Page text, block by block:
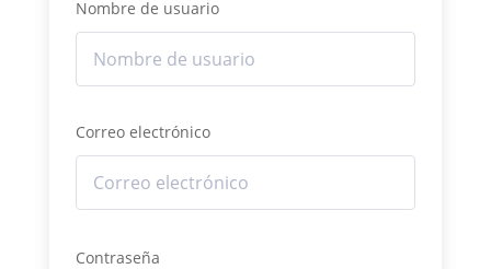
Nombre de usuario
Correo electrónico
Contraseña